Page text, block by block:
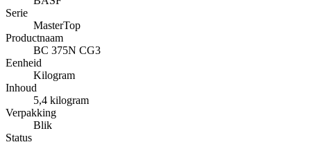
Serie
MasterTop
Productnaam
BC 375N CG3
Eenheid
Kilogram
Inhoud
5,4 kilogram
Verpakking
Blik
Status